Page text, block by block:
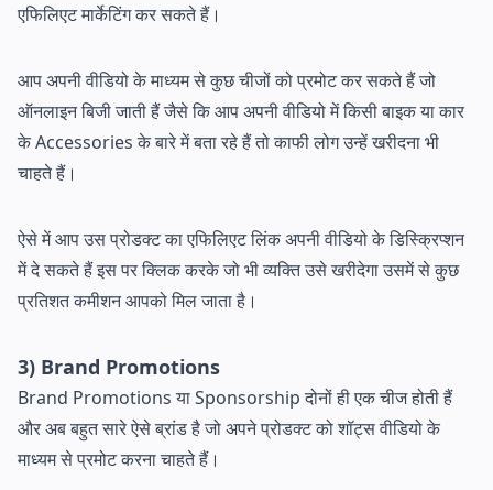
एफिलिएट मार्केटिंग कर सकते हैं।
आप अपनी वीडियो के माध्यम से कुछ चीजों को प्रमोट कर सकते हैं जो
ऑनलाइन बिजी जाती हैं जैसे कि आप अपनी वीडियो में किसी बाइक या कार
के Accessories के बारे में बता रहे हैं तो काफी लोग उन्हें खरीदना भी
चाहते हैं।
ऐसे में आप उस प्रोडक्ट का एफिलिएट लिंक अपनी वीडियो के डिस्क्रिप्शन
में दे सकते हैं इस पर क्लिक करके जो भी व्यक्ति उसे खरीदेगा उसमें से कुछ
प्रतिशत कमीशन आपको मिल जाता है।
3) Brand Promotions
Brand Promotions या Sponsorship दोनों ही एक चीज होती हैं
और अब बहुत सारे ऐसे ब्रांड है जो अपने प्रोडक्ट को शॉट्स वीडियो के
माध्यम से प्रमोट करना चाहते हैं।